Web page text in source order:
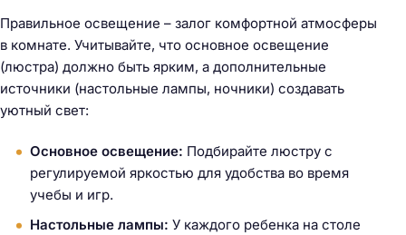
Правильное освещение – залог комфортной атмосферы
в комнате. Учитывайте, что основное освещение
(люстра) должно быть ярким, а дополнительные
источники (настольные лампы, ночники) создавать
уютный свет:
Основное освещение: Подбирайте люстру с
регулируемой яркостью для удобства во время
учебы и игр.
Настольные лампы: У каждого ребенка на столе